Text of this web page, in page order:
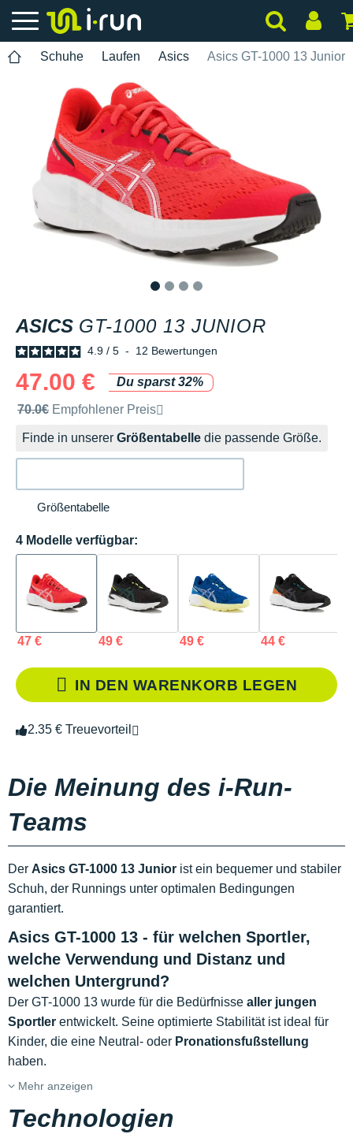
Schuhe Laufen Asics Asics GT-1000 13 Junior
ASICS GT-1000 13 JUNIOR
4.9 / 5 - 12 Bewertungen
47.00 €
Du sparst 32%
Unverbindliche Preisempfehlung der Marke
70.0€ Empfohlener Preis
Finde in unserer Größentabelle die passende Größe.
Größentabelle
4 Modelle verfügbar:
47 € 49 € 49 € 44 €
IN DEN WARENKORB LEGEN
2.35 € Treuevorteil
Die Meinung des i-Run-
Teams
Der Asics GT-1000 13 Junior ist ein bequemer und stabiler
Schuh, der Runnings unter optimalen Bedingungen
garantiert.
Asics GT-1000 13 - für welchen Sportler,
welche Verwendung und Distanz und
welchen Untergrund?
Der GT-1000 13 wurde für die Bedürfnisse aller jungen
Sportler entwickelt. Seine optimierte Stabilität ist ideal für
Kinder, die eine Neutral- oder Pronationsfußstellung
haben.
Mehr anzeigen
Technologien